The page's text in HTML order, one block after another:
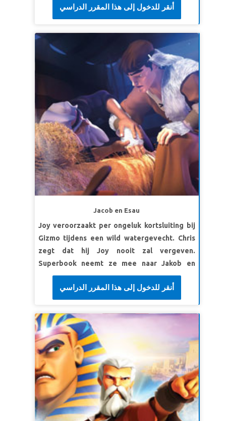
van zijn geloof staat. Wees getuige van hoe deze
liefhebbende vader moet beslissen wie het
belangrijkst is: God of zijn geliefde zoon, Izaäk. De
kinderen leren dat de moeilijkste keuzes de
grootste vreugde kunnen brengen!
LES 1: EEN RELATIE MET GOD
SuperWaarheid:Ik zal God gehoorzamen en op
Zijn beloften vertrouwen.
SuperVers:"Als u Mij gehoorzaamt en altijd
goed doet, zal Ik Mijn plechtige belofte aan u
houden en u meer nakomelingen geven dan
geteld kan worden."Genesis 17:1b-2 (BB)
LES 2: ZET GOD VOOROP
SuperWaarheid:Ik zal God gehoorzamen, zelfs
hem niets!" zei de engel. "Nu weet ik dat u
God echt gehoorzaamt, want u was bereid om
hem uw enige zoon te geven." Genesis 22:12
LES 3: "GOD VOORZIET"
Zichzelf voor mij.
SuperVers: “Want God had de wereld zo lief
dat Hij Zijn eniggeboren Zoon heeft
gegeven, zodat iedereen die in Hem gelooft
niet verloren gaat, maar eeuwig leven heeft.”
John 3:16 (NBG)
أنقر للدخول إلى هذا المقرر الدراسي
Jacob en Esau
Joy veroorzaakt per ongeluk kortsluiting bij
Gizmo tijdens een wild watergevecht. Chris
zegt dat hij Joy nooit zal vergeven.
Superbook neemt ze mee naar Jakob en
Ezau; een tweeling die niet met elkaar
overweg kan. Ontdek hoe Jakob zijn vader
bedriegt, van Ezau steelt en vervolgens
vlucht voor zijn leven. Zie het spannende
moment waarop de broers elkaar eindelijk
weer ontmoeten. De kinderen leren hoe
relaties die hopeloos verbroken lijken, door
vergeving hersteld worden!
LES WE DELEN IN GODS ZEGENINGEN
SuperWaarheid:Ik ben een kind van God en ik
deel in al Zijn zegeningen.
أنقر للدخول إلى هذا المقرر الدراسي